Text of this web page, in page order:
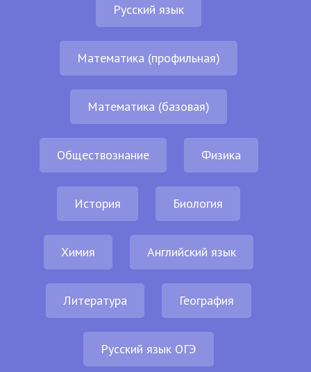
Русский язык
Математика (профильная)
Математика (базовая)
Обществознание Физика
История Биология
Химия Английский язык
Литература География
Русский язык ОГЭ